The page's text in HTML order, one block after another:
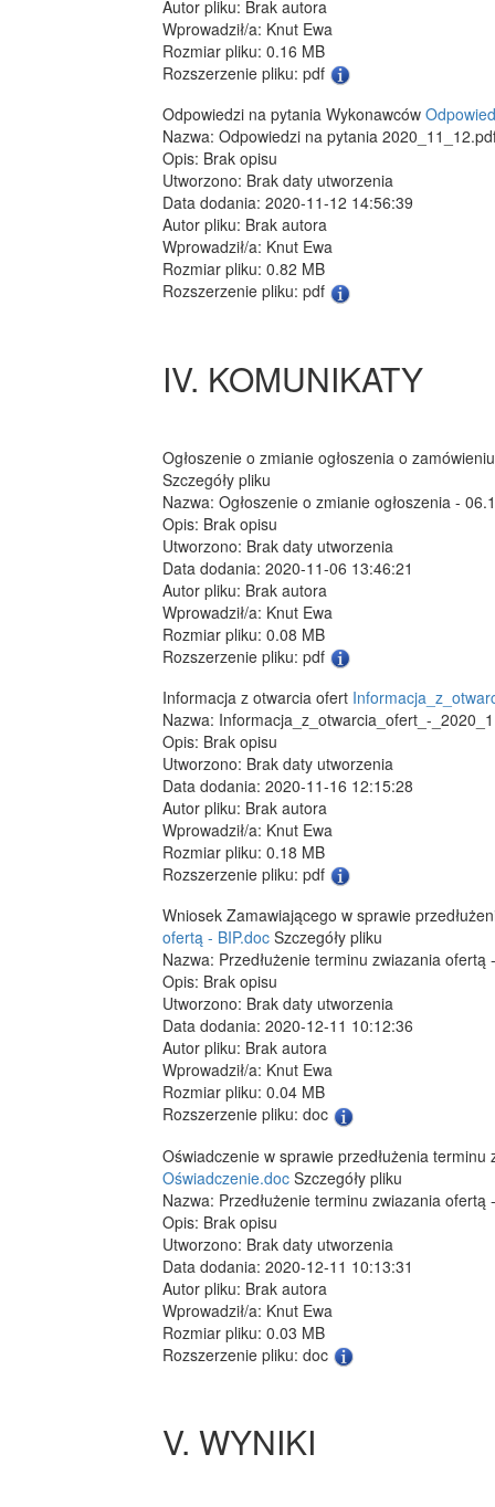
Autor pliku: Brak autora
Wprowadził/a: Knut Ewa
Rozmiar pliku: 0.16 MB
Rozszerzenie pliku: pdf
Odpowiedzi na pytania Wykonawców
Nazwa: Odpowiedzi na pytania
Opis: Brak opisu
Utworzono: Brak daty utworzenia
Data dodania: 2020-11-12 14:56:39
Autor pliku: Brak autora
Wprowadził/a: Knut Ewa
Rozmiar pliku: 0.82 MB
Rozszerzenie pliku: pdf
IV. KOMUNIKATY
Ogłoszenie o zmianie ogłoszenia o
Szczegóły pliku
Nazwa: Ogłoszenie o zmianie ogłoszenia -
Opis: Brak opisu
Utworzono: Brak daty utworzenia
Data dodania: 2020-11-06 13:46:21
Autor pliku: Brak autora
Wprowadził/a: Knut Ewa
Rozmiar pliku: 0.08 MB
Rozszerzenie pliku: pdf
Informacja z otwarcia ofert
Nazwa: Informacja_z_otwarcia_ofert_-
Opis: Brak opisu
Utworzono: Brak daty utworzenia
Data dodania: 2020-11-16 12:15:28
Autor pliku: Brak autora
Wprowadził/a: Knut Ewa
Rozmiar pliku: 0.18 MB
Rozszerzenie pliku: pdf
Wniosek Zamawiającego w sprawie
ofertą - BIP.doc Szczegóły pliku
Nazwa: Przedłużenie terminu zwiazania ofertą
Opis: Brak opisu
Utworzono: Brak daty utworzenia
Data dodania: 2020-12-11 10:12:36
Autor pliku: Brak autora
Wprowadził/a: Knut Ewa
Rozmiar pliku: 0.04 MB
Rozszerzenie pliku: doc
Oświadczenie w sprawie przedłużenia
Oświadczenie.doc Szczegóły pliku
Nazwa: Przedłużenie terminu zwiazania ofertą
Opis: Brak opisu
Utworzono: Brak daty utworzenia
Data dodania: 2020-12-11 10:13:31
Autor pliku: Brak autora
Wprowadził/a: Knut Ewa
Rozmiar pliku: 0.03 MB
Rozszerzenie pliku: doc
V. WYNIKI